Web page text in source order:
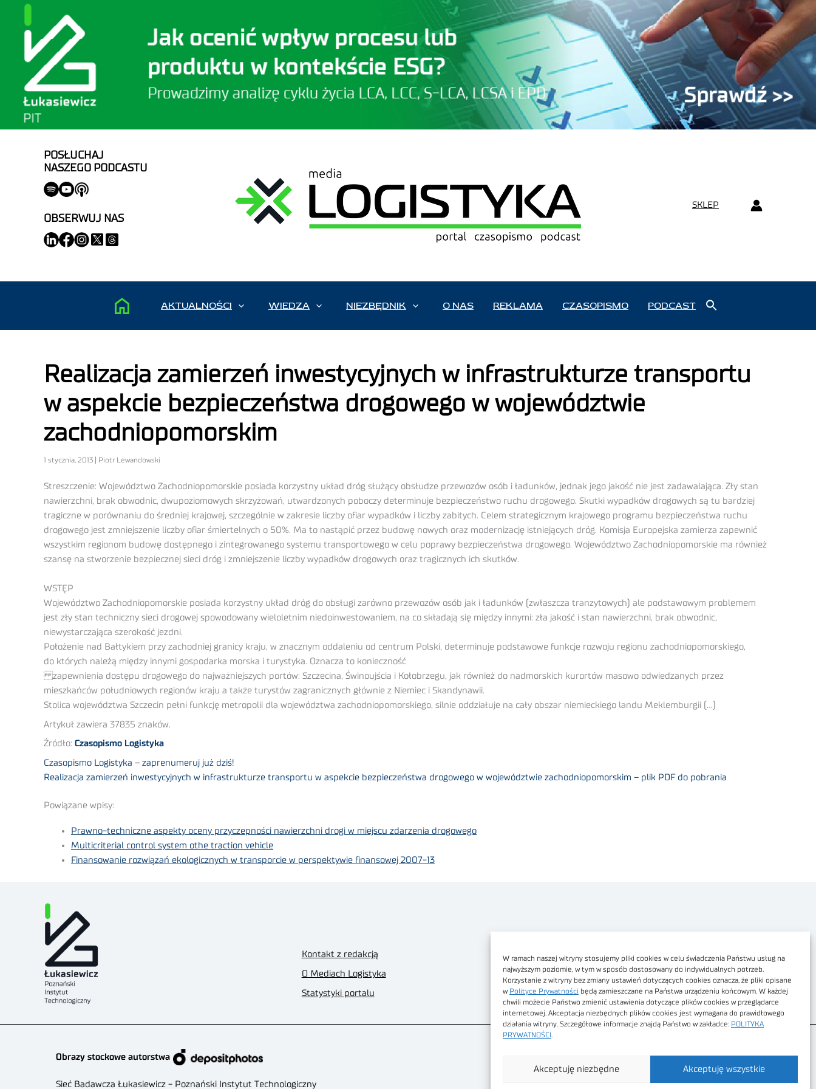
W ramach naszej witryny stosujemy pliki cookies w celu świadczenia Państwu usług na
najwyższym poziomie, w tym w sposób dostosowany do indywidualnych potrzeb.
Korzystanie z witryny bez zmiany ustawień dotyczących cookies oznacza, że pliki opisane
w Polityce Prywatności będą zamieszczane na Państwa urządzeniu końcowym. W każdej
chwili możecie Państwo zmienić ustawienia dotyczące plików cookies w przeglądarce
internetowej. Akceptacja niezbędnych plików cookies jest wymagana do prawidłowego
działania witryny. Szczegółowe informacje znajdą Państwo w zakładce: POLITYKA
PRYWATNOŚCI
Akceptuję wszystkie
Akceptuję niezbędne
POSŁUCHAJ
NASZEGO PODCASTU
OBSERWUJ NAS
SKLEP
AKTUALNOŚCI WIEDZA NIEZBĘDNIK O NAS REKLAMA CZASOPISMO PODCAST
Realizacja zamierzeń inwestycyjnych w infrastrukturze transportu
w aspekcie bezpieczeństwa drogowego w województwie
zachodniopomorskim
1 stycznia, 2013 | Piotr Lewandowski
Streszczenie: Województwo Zachodniopomorskie posiada korzystny układ dróg służący obsłudze przewozów osób i ładunków, jednak jego jakość nie jest zadawalająca. Zły stan
nawierzchni, brak obwodnic, dwupoziomowych skrzyżowań, utwardzonych poboczy determinuje bezpieczeństwo ruchu drogowego. Skutki wypadków drogowych są tu bardziej
tragiczne w porównaniu do średniej krajowej, szczególnie w zakresie liczby ofiar wypadków i liczby zabitych. Celem strategicznym krajowego programu bezpieczeństwa ruchu
drogowego jest zmniejszenie liczby ofiar śmiertelnych o 50%. Ma to nastąpić przez budowę nowych oraz modernizację istniejących dróg. Komisja Europejska zamierza zapewnić
wszystkim regionom budowę dostępnego i zintegrowanego systemu transportowego w celu poprawy bezpieczeństwa drogowego. Województwo Zachodniopomorskie ma również
szansę na stworzenie bezpiecznej sieci dróg i zmniejszenie liczby wypadków drogowych oraz tragicznych ich skutków.
WSTĘP
Województwo Zachodniopomorskie posiada korzystny układ dróg do obsługi zarówno przewozów osób jak i ładunków (zwłaszcza tranzytowych) ale podstawowym problemem
jest zły stan techniczny sieci drogowej spowodowany wieloletnim niedoinwestowaniem, na co składają się między innymi: zła jakość i stan nawierzchni, brak obwodnic,
niewystarczająca szerokość jezdni.
Położenie nad Bałtykiem przy zachodniej granicy kraju, w znacznym oddaleniu od centrum Polski, determinuje podstawowe funkcje rozwoju regionu zachodniopomorskiego,
do których należą między innymi gospodarka morska i turystyka. Oznacza to konieczność
zapewnienia dostępu drogowego do najważniejszych portów: Szczecina, Świnoujścia i Kołobrzegu, jak również do nadmorskich kurortów masowo odwiedzanych przez
mieszkańców południowych regionów kraju a także turystów zagranicznych głównie z Niemiec i Skandynawii.
Stolica województwa Szczecin pełni funkcję metropolii dla województwa zachodniopomorskiego, silnie oddziałuje na cały obszar niemieckiego landu Meklemburgii (…)
Artykuł zawiera 37835 znaków.
Źródło: Czasopismo Logistyka
Czasopismo Logistyka – zaprenumeruj już dziś!
Realizacja zamierzeń inwestycyjnych w infrastrukturze transportu w aspekcie bezpieczeństwa drogowego w województwie zachodniopomorskim – plik PDF do pobrania
Powiązane wpisy:
Prawno-techniczne aspekty oceny przyczepności nawierzchni drogi w miejscu zdarzenia drogowego
Multicriterial control system othe traction vehicle
Finansowanie rozwiązań ekologicznych w transporcie w perspektywie finansowej 2007-13
Kontakt z redakcją
O Mediach Logistyka
Statystyki portalu
Dostępność cyfrowa
Regulamin Portalu
Regulamin sklepu
Obrazy stockowe autorstwa
Sieć Badawcza Łukasiewicz - Poznański Instytut Technologiczny